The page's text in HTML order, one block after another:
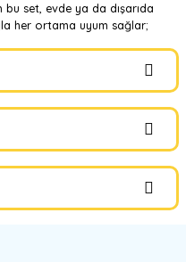
set, evde ya da dışarıda
her ortama uyum sağlar;
siz yapın!